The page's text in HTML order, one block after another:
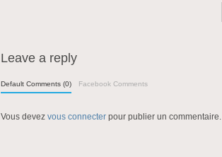
Leave a reply
Default Comments (0) Facebook Comments
Vous devez vous connecter pour publier un commentaire.